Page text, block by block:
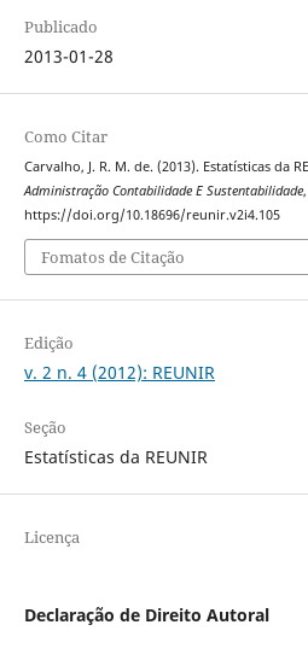
Publicado
2013-01-28
Como Citar
Carvalho, J. R. M. de. (2013). Estatísticas da
Administração Contabilidade E Sustentabilidade,
https://doi.org/10.18696/reunir.v2i4.105
Fomatos de Citação
Edição
v. 2 n. 4 (2012): REUNIR
Seção
Estatísticas da REUNIR
Licença
Declaração de Direito Autoral